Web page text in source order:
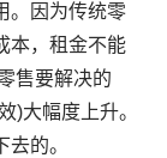
。因为传统零
本，租金不能
售要解决的
)大幅度上升。
的。